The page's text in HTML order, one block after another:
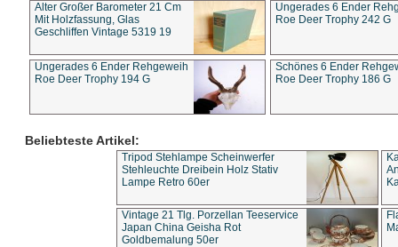
Alter Großer Barometer 21 Cm
Mit Holzfassung, Glas
Geschliffen Vintage 5319 19
Ungerades 6 Ender
Roe Deer Trophy 242 G
Ungerades 6 Ender Rehgeweih
Roe Deer Trophy 194 G
Schönes 6 Ender
Roe Deer Trophy 186 G
Beliebteste Artikel:
Tripod Stehlampe Scheinwerfer
Stehleuchte Dreibein Holz Stativ
Lampe Retro 60er
Vintage 21 Tlg. Porzellan Teeservice
Japan China Geisha Rot
Goldbemalung 50er